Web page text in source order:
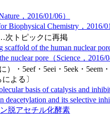
，2016/01/06）
Biophysical Chemistry，2016/
トピックに再掲
of the human nuclear
nuclear pore（Science，2016/
）・5eef・5eei・5eek・
よる〕
basis of catalysis and
and its selective
脱アセチル化酵素